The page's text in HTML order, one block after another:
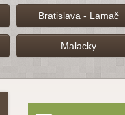
Bratislava - Lamač
Malacky